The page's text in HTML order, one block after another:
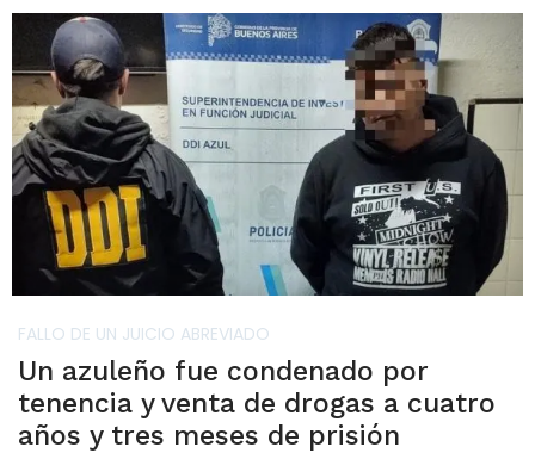
FALLO DE UN JUICIO ABREVIADO
Un azuleño fue condenado por
tenencia y venta de drogas a cuatro
años y tres meses de prisión